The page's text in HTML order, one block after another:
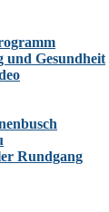
und Gesundheit
Rundgang